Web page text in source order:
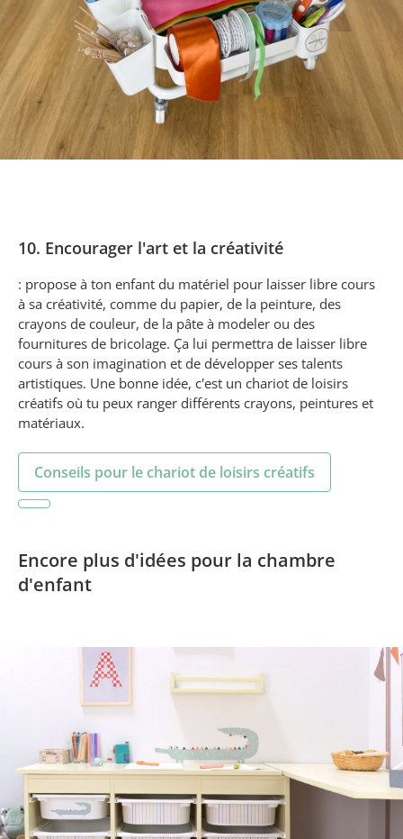
10. Encourager l'art et la créativité
: propose à ton enfant du matériel pour laisser libre cours
à sa créativité, comme du papier, de la peinture, des
crayons de couleur, de la pâte à modeler ou des
fournitures de bricolage. Ça lui permettra de laisser libre
cours à son imagination et de développer ses talents
artistiques. Une bonne idée, c'est un chariot de loisirs
créatifs où tu peux ranger différents crayons, peintures et
matériaux.
Conseils pour le chariot de loisirs créatifs
Encore plus d'idées pour la chambre
d'enfant